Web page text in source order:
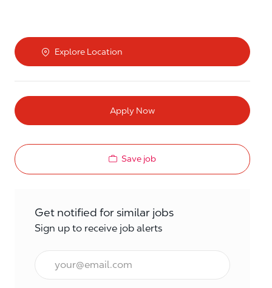
Explore Location
Apply Now
Save job
Get notified for similar jobs
Sign up to receive job alerts
Email*